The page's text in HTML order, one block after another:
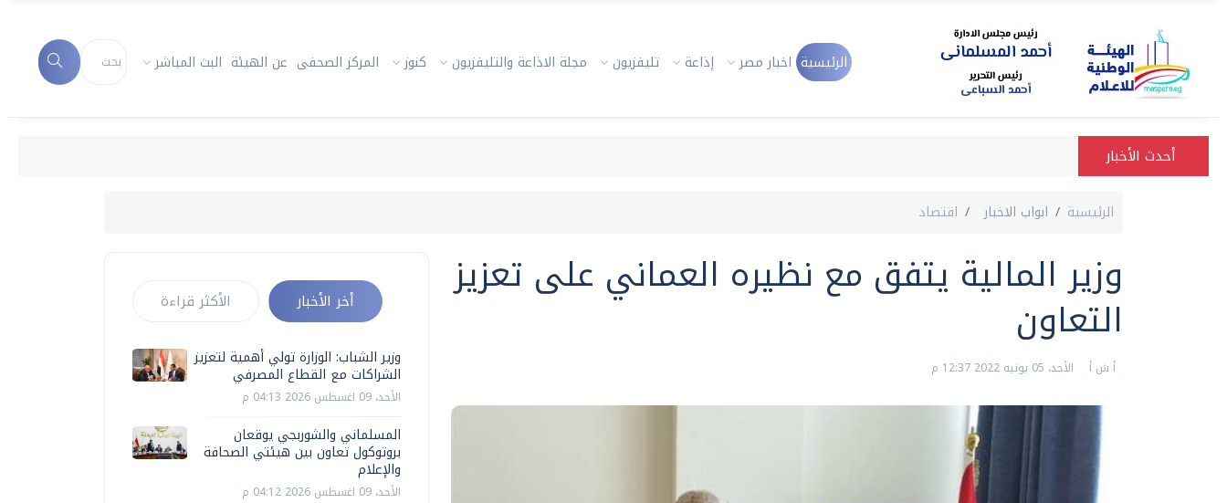
الرئيسية اخبار مصر إذاعة تليفزيون مجلة الاذاعة والتليفزيون كنوز المركز الصحفى عن الهيئة البث المباشر
أحدث الأخبار
الرئيسية ابواب الاخبار اقتصاد
وزير المالية يتفق مع نظيره العماني على تعزيز
التعاون
أ ش أ الأحد، 05 يونيه 2022 12:37 م
أخر الأخبار الأكثر قراءة
وزير الشباب: الوزارة تولي أهمية لتعزيز
الشراكات مع القطاع المصرفي
الأحد، 09 اغسطس 2026 04:13 م
المسلماني والشوربجي يوقعان
بروتوكول تعاون بين هيئتي الصحافة
والإعلام
الأحد، 09 اغسطس 2026 04:12 م